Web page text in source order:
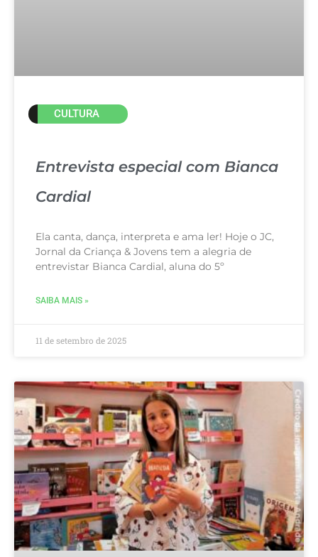
CULTURA
Entrevista especial com Bianca
Cardial
Ela canta, dança, interpreta e ama ler! Hoje o JC,
Jornal da Criança & Jovens tem a alegria de
entrevistar Bianca Cardial, aluna do 5º
SAIBA MAIS »
11 de setembro de 2025